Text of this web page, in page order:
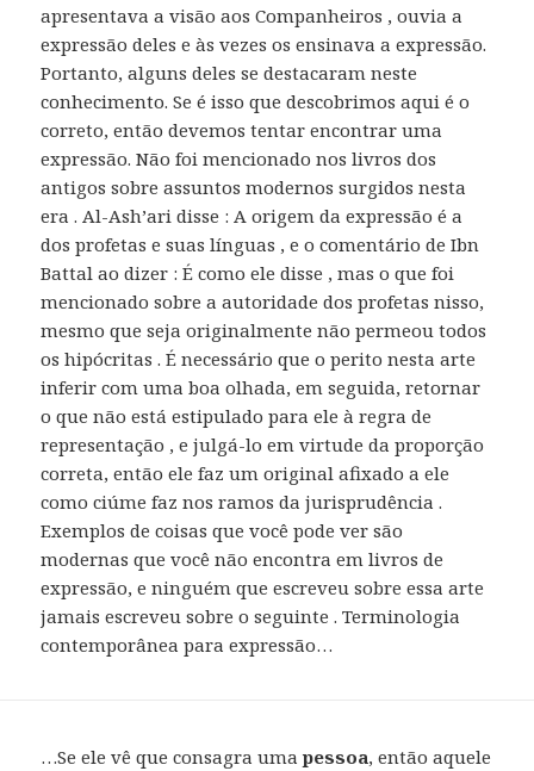
apresentava a visão aos Companheiros , ouvia a
expressão deles e às vezes os ensinava a expressão.
Portanto, alguns deles se destacaram neste
conhecimento. Se é isso que descobrimos aqui é o
correto, então devemos tentar encontrar uma
expressão. Não foi mencionado nos livros dos
antigos sobre assuntos modernos surgidos nesta
era . Al-Ash’ari disse : A origem da expressão é a
dos profetas e suas línguas , e o comentário de Ibn
Battal ao dizer : É como ele disse , mas o que foi
mencionado sobre a autoridade dos profetas nisso,
mesmo que seja originalmente não permeou todos
os hipócritas . É necessário que o perito nesta arte
inferir com uma boa olhada, em seguida, retornar
o que não está estipulado para ele à regra de
representação , e julgá-lo em virtude da proporção
correta, então ele faz um original afixado a ele
como ciúme faz nos ramos da jurisprudência .
Exemplos de coisas que você pode ver são
modernas que você não encontra em livros de
expressão, e ninguém que escreveu sobre essa arte
jamais escreveu sobre o seguinte . Terminologia
contemporânea para expressão…
…Se ele vê que consagra umapessoa, então aquele